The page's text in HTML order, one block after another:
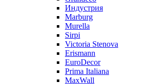
Индустрия
Marburg
Murella
Sirpi
Victoria Stenova
Erismann
EuroDecor
Prima Italiana
MaxWall